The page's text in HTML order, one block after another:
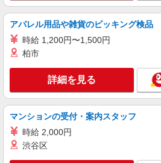
アパレル用品や雑貨のピッキング検品
時給 1,200円〜1,500円
柏市
詳細を見る
マンションの受付・案内スタッフ
時給 2,000円
渋谷区